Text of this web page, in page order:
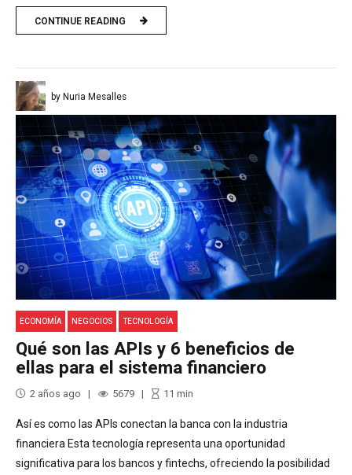
CONTINUE READING
by Nuria Mesalles
ECONOMÍA NEGOCIOS TECNOLOGÍA
Qué son las APIs y 6 beneficios de
ellas para el sistema financiero
2 años ago 5679 11 min
Así es como las APIs conectan la banca con la industria
financiera Esta tecnología representa una oportunidad
significativa para los bancos y fintechs, ofreciendo la posibilidad